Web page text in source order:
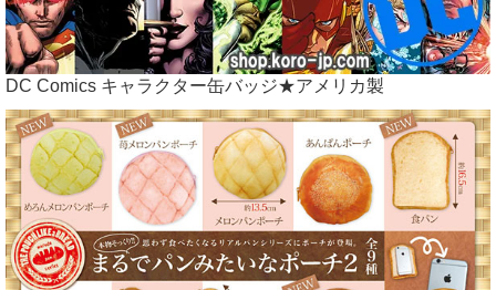
DC Comics キャラクター缶バッジ★アメリカ製